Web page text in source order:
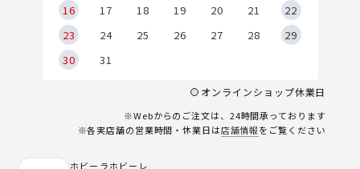
16
17 18 19 20 21
22
23
24 25 26 27 28
29
30
31
オンラインショップ休業日
※Webからのご注文は、24時間承っております
※各実店舗の営業時間・休業日は店舗情報をご覧ください
ホビーラホビーレ